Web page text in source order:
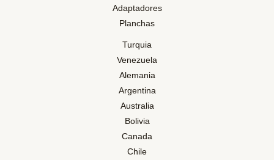
Adaptadores
Planchas
Turquia
Venezuela
Alemania
Argentina
Australia
Bolivia
Canada
Chile